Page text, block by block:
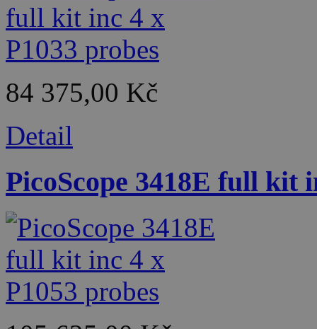
84 375,00 Kč
Detail
PicoScope 3418E full kit